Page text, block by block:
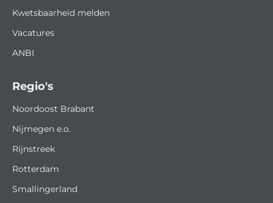
Regio's
Noordoost Brabant
Nijmegen e.o.
Rijnstreek
Rotterdam
Smallingerland
Kwetsbaarheid melden
Vacatures
ANBI